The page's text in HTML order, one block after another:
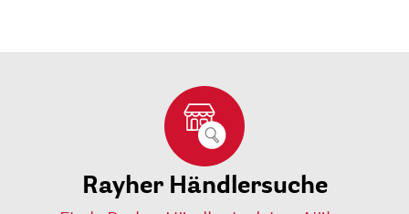
Rayher Händlersuche